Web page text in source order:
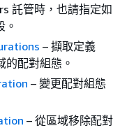
託管時，也請指定如
– 擷取定義
配對組態。
– 變更配對組態
– 從區域移除配對